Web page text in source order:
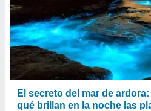
El secreto del mar de
qué brillan en la noche las